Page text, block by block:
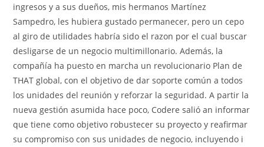
ingresos y a sus dueños, mis hermanos Martínez
Sampedro, les hubiera gustado permanecer, pero un cepo
al giro de utilidades habría sido el razon por el cual buscar
desligarse de un negocio multimillonario. Además, la
compañía ha puesto en marcha un revolucionario Plan de
THAT global, con el objetivo de dar soporte común a todos
los unidades del reunión y reforzar la seguridad. A partir la
nueva gestión asumida hace poco, Codere salió an informar
que tiene como objetivo robustecer su proyecto y reafirmar
su compromiso con sus unidades de negocio, incluyendo i